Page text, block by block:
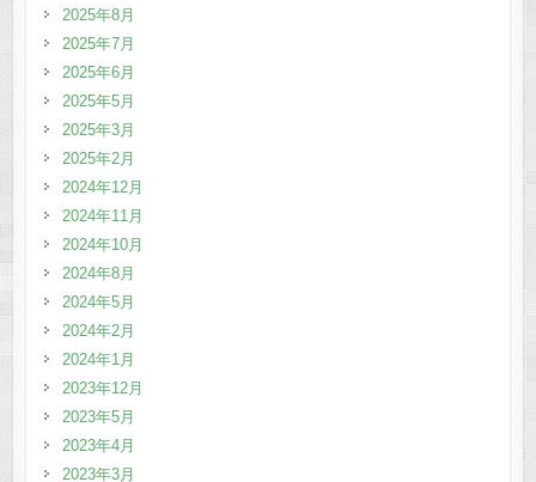
2025年8月
2025年7月
2025年6月
2025年5月
2025年3月
2025年2月
2024年12月
2024年11月
2024年10月
2024年8月
2024年5月
2024年2月
2024年1月
2023年12月
2023年5月
2023年4月
2023年3月